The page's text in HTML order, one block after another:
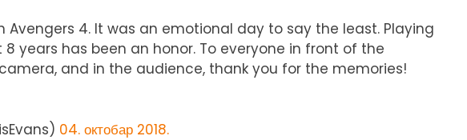
Avengers 4. It was an emotional day to say the least. Playing
years has been an honor. To everyone in front of the
and in the audience, thank you for the memories!
04. октобар 2018.